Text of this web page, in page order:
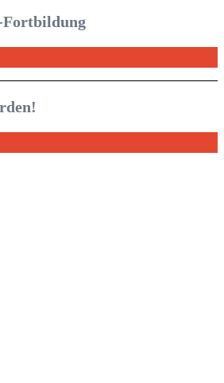
Fortbildung